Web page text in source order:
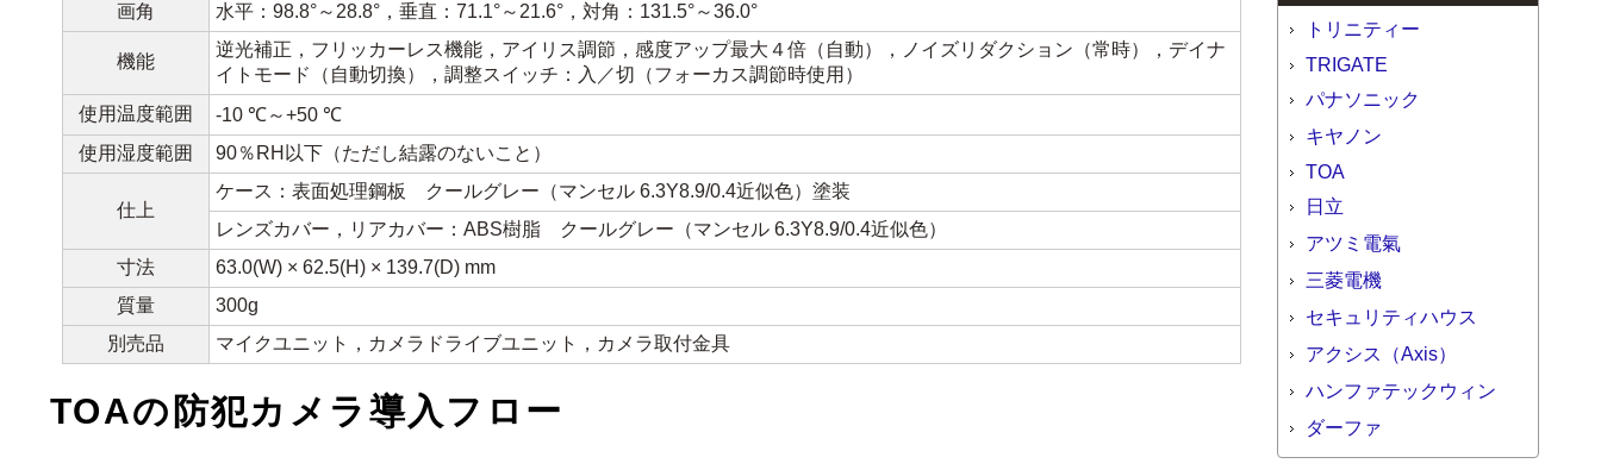
画角
水平：98.8°～28.8°，垂直：71.1°～21.6°，対角：131.5°～36.0°
機能
逆光補正，フリッカーレス機能，アイリス調節，感度アップ最大４倍（自動），ノイズリダクション（常時），デイナ
イトモード（自動切換），調整スイッチ：入／切（フォーカス調節時使用）
使用温度範囲
-10 ℃～+50 ℃
使用湿度範囲
90％RH以下（ただし結露のないこと）
仕上
ケース：表面処理鋼板 クールグレー（マンセル 6.3Y8.9/0.4近似色）塗装
レンズカバー，リアカバー：ABS樹脂 クールグレー（マンセル 6.3Y8.9/0.4近似色）
寸法
63.0(W) × 62.5(H) × 139.7(D) mm
質量
300g
別売品
マイクユニット，カメラドライブユニット，カメラ取付金具
TOAの防犯カメラ導入フロー
トリニティー
TRIGATE
パナソニック
キヤノン
TOA
日立
アツミ電氣
三菱電機
セキュリティハウス
アクシス（Axis）
ハンファテックウィン
ダーファ